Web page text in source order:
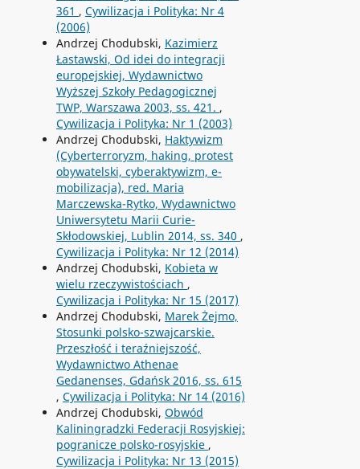
361 , Cywilizacja i Polityka: Nr 4
(2006)
Andrzej Chodubski, Kazimierz
Łastawski, Od idei do integracji
europejskiej, Wydawnictwo
Wyższej Szkoły Pedagogicznej
TWP, Warszawa 2003, ss. 421. ,
Cywilizacja i Polityka: Nr 1 (2003)
Andrzej Chodubski, Haktywizm
(Cyberterroryzm, haking, protest
obywatelski, cyberaktywizm, e-
mobilizacja), red. Maria
Marczewska-Rytko, Wydawnictwo
Uniwersytetu Marii Curie-
Skłodowskiej, Lublin 2014, ss. 340 ,
Cywilizacja i Polityka: Nr 12 (2014)
Andrzej Chodubski, Kobieta w
wielu rzeczywistościach ,
Cywilizacja i Polityka: Nr 15 (2017)
Andrzej Chodubski, Marek Żejmo,
Stosunki polsko-szwajcarskie.
Przeszłość i teraźniejszość,
Wydawnictwo Athenae
Gedanenses, Gdańsk 2016, ss. 615
, Cywilizacja i Polityka: Nr 14 (2016)
Andrzej Chodubski, Obwód
Kaliningradzki Federacji Rosyjskiej:
pogranicze polsko-rosyjskie ,
Cywilizacja i Polityka: Nr 13 (2015)